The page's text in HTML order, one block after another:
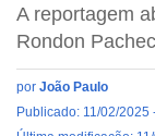
A reportagem
Rondon
por João Paulo
Publicado: 11/02/2025